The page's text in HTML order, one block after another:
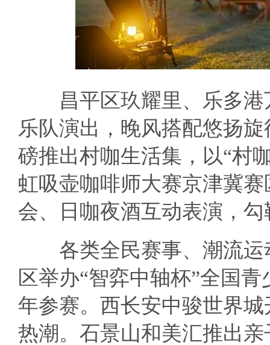
昌平区玖耀里、乐多港
乐队演出，晚风搭配悠扬
磅推出村咖生活集，以“村
虹吸壶咖啡师大赛京津冀
会、日咖夜酒互动表演，
各类全民赛事、潮流运
区举办“智弈中轴杯”全国
年参赛。西长安中骏世界
热潮。石景山和美汇推出